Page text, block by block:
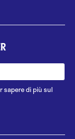
sapere di più sul